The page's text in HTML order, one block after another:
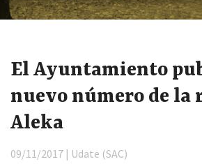
El Ayuntamiento
nuevo número de la
Aleka
09/11/2017 | Udate (SAC)